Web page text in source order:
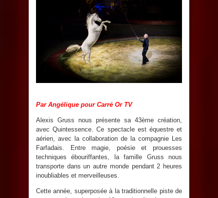
Par Angélique pour Carré Or TV
Alexis Gruss nous présente sa 43ème création,
avec Quintessence. Ce spectacle est équestre et
aérien, avec la collaboration de la compagnie Les
Farfadais. Entre magie, poésie et prouesses
techniques ébouriffantes, la famille Gruss nous
transporte dans un autre monde pendant 2 heures
inoubliables et merveilleuses.
Cette année, superposée à la traditionnelle piste de